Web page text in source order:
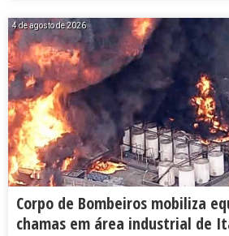
4 de agosto de 2026
Corpo de Bombeiros mobiliza
chamas em área industrial de